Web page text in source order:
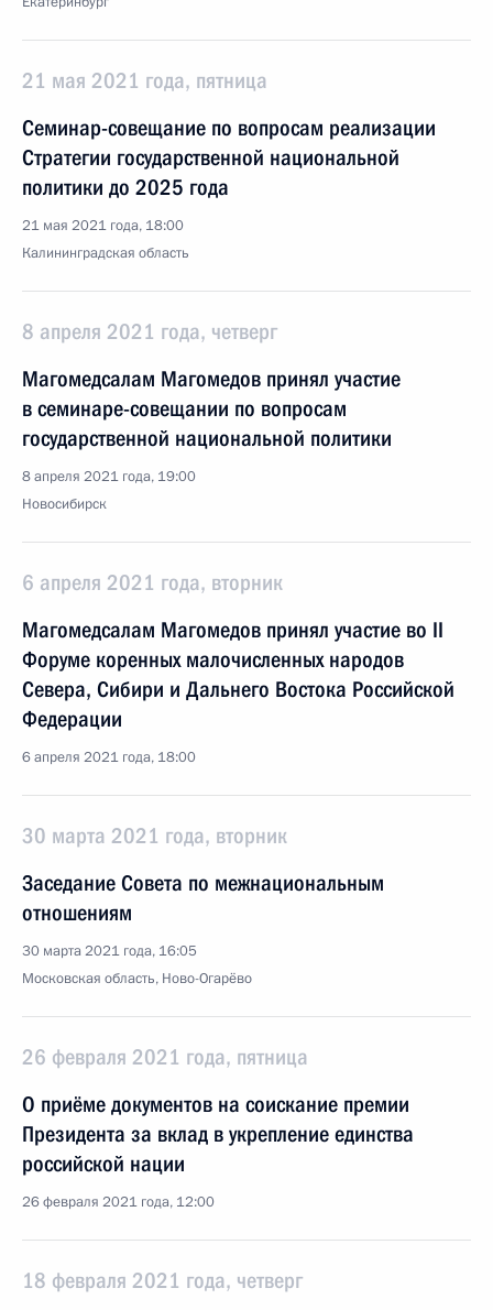
21 мая 2021 года, пятница
Семинар-совещание по вопросам реализации
Стратегии государственной национальной
политики до 2025 года
21 мая 2021 года, 18:00
Калининградская область
8 апреля 2021 года, четверг
Магомедсалам Магомедов принял участие
в семинаре-совещании по вопросам
государственной национальной политики
8 апреля 2021 года, 19:00
Новосибирск
6 апреля 2021 года, вторник
Магомедсалам Магомедов принял участие во II
Форуме коренных малочисленных народов
Севера, Сибири и Дальнего Востока Российской
Федерации
6 апреля 2021 года, 18:00
30 марта 2021 года, вторник
Заседание Совета по межнациональным
отношениям
30 марта 2021 года, 16:05
Московская область, Ново-Огарёво
26 февраля 2021 года, пятница
О приёме документов на соискание премии
Президента за вклад в укрепление единства
российской нации
26 февраля 2021 года, 12:00
18 февраля 2021 года, четверг